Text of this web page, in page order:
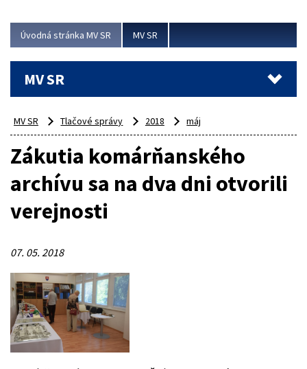
Úvodná stránka MV SR MV SR
MV SR
MV SR Tlačové správy 2018 máj
Zákutia komárňanského
archívu sa na dva dni otvorili
verejnosti
07. 05. 2018